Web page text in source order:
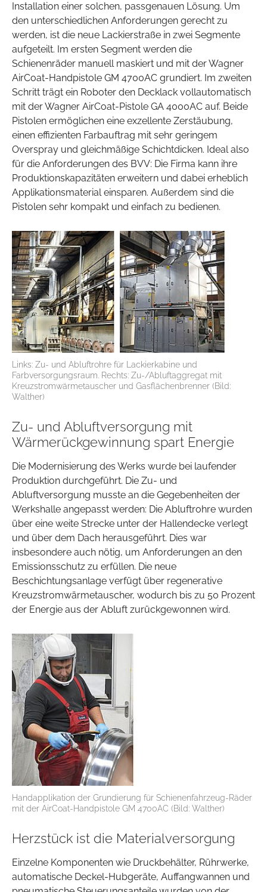
Installation einer solchen, passgenauen Lösung. Um
den unterschiedlichen Anforderungen gerecht zu
werden, ist die neue Lackierstraße in zwei Segmente
aufgeteilt. Im ersten Segment werden die
Schienenräder manuell maskiert und mit der Wagner
AirCoat-Handpistole GM 4700AC grundiert. Im zweiten
Schritt trägt ein Roboter den Decklack vollautomatisch
mit der Wagner AirCoat-Pistole GA 4000AC auf. Beide
Pistolen ermöglichen eine exzellente Zerstäubung,
einen effizienten Farbauftrag mit sehr geringem
Overspray und gleichmäßige Schichtdicken. Ideal also
für die Anforderungen des BVV: Die Firma kann ihre
Produktionskapazitäten erweitern und dabei erheblich
Applikationsmaterial einsparen. Außerdem sind die
Pistolen sehr kompakt und einfach zu bedienen.
Links: Zu- und Abluftrohre für Lackierkabine und
Farbversorgungsraum. Rechts: Zu-/Abluftaggregat mit
Kreuzstromwärmetauscher und Gasflächenbrenner (Bild:
Walther)
Zu- und Abluftversorgung mit
Wärmerückgewinnung spart Energie
Die Modernisierung des Werks wurde bei laufender
Produktion durchgeführt. Die Zu- und
Abluftversorgung musste an die Gegebenheiten der
Werkshalle angepasst werden: Die Abluftrohre wurden
über eine weite Strecke unter der Hallendecke verlegt
und über dem Dach herausgeführt. Dies war
insbesondere auch nötig, um Anforderungen an den
Emissionsschutz zu erfüllen. Die neue
Beschichtungsanlage verfügt über regenerative
Kreuzstromwärmetauscher, wodurch bis zu 50 Prozent
der Energie aus der Abluft zurückgewonnen wird.
Handapplikation der Grundierung für Schienenfahrzeug-Räder
mit der AirCoat-Handpistole GM 4700AC (Bild: Walther)
Herzstück ist die Materialversorgung
Einzelne Komponenten wie Druckbehälter, Rührwerke,
automatische Deckel-Hubgeräte, Auffangwannen und